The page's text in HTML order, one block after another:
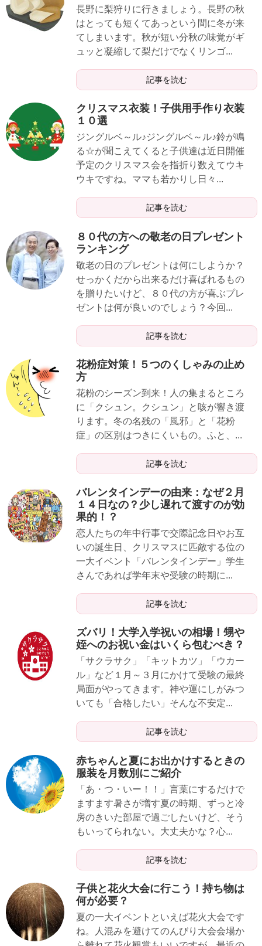
長野に梨狩りに行きましょう。長野の秋
はとっても短くてあっという間に冬が来
てしまいます。秋が短い分秋の味覚がギ
ュッと凝縮して梨だけでなくリンゴ...
記事を読む
クリスマス衣装！子供用手作り衣装
１０選
ジングルベ～ル♪ジングルベ～ル♪鈴が鳴
る☆が聞こえてくると子供達は近日開催
予定のクリスマス会を指折り数えてウキ
ウキですね。ママも若かりし日々...
記事を読む
８０代の方への敬老の日プレゼント
ランキング
敬老の日のプレゼントは何にしようか？
せっかくだから出来るだけ喜ばれるもの
を贈りたいけど、８０代の方が喜ぶプレ
ゼントは何が良いのでしょう？今回...
記事を読む
花粉症対策！５つのくしゃみの止め
方
花粉のシーズン到来！人の集まるところ
に「クシュン。クシュン」と咳が響き渡
ります。冬の名残の「風邪」と「花粉
症」の区別はつきにくいもの。ふと、...
記事を読む
バレンタインデーの由来：なぜ２月
１４日なの？少し遅れて渡すのが効
果的！？
恋人たちの年中行事で交際記念日やお互
いの誕生日、クリスマスに匹敵する位の
一大イベント「バレンタインデー」学生
さんであれば学年末や受験の時期に...
記事を読む
ズバリ！大学入学祝いの相場！甥や
姪へのお祝い金はいくら包むべき？
「サクラサク」「キットカツ」「ウカー
ル」など１月～３月にかけて受験の最終
局面がやってきます。神や運にしがみつ
いても「合格したい」そんな不安定...
記事を読む
赤ちゃんと夏にお出かけするときの
服装を月数別にご紹介
「あ・つ・いー！！」言葉にするだけで
ますます暑さが増す夏の時期、ずっと冷
房のきいた部屋で過ごしたいけど、そう
もいってられない。大丈夫かな？心...
記事を読む
子供と花火大会に行こう！持ち物は
何が必要？
夏の一大イベントといえば花火大会です
ね。人混みを避けてのんびり大会会場か